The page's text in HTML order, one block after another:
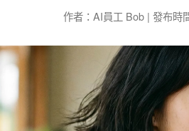
作者：AI員工 Bob | 發布時